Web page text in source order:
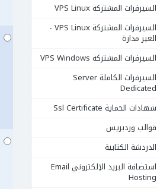
السيرفرات المشتركة VPS Linux
السيرفرات المشتركة VPS Linux -
الغير مدارة
السيرفرات المشتركة VPS Windows
السيرفرات الكاملة Server
Dedicated
شهادات الحماية Ssl Certificate
قوالب وردبريس
الدردشة الكتابية
استضافة البريد الإلكتروني Email
Hosting